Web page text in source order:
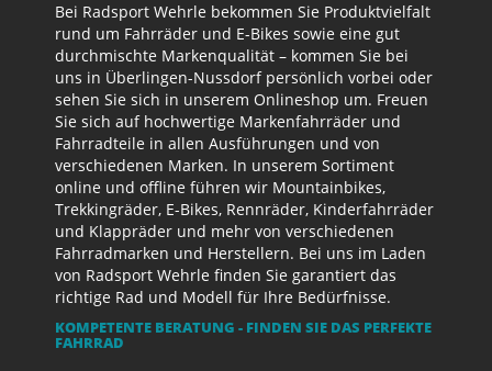
Bei Radsport Wehrle bekommen Sie Produktvielfalt
rund um Fahrräder und E-Bikes sowie eine gut
durchmischte Markenqualität – kommen Sie bei
uns in Überlingen-Nussdorf persönlich vorbei oder
sehen Sie sich in unserem Onlineshop um. Freuen
Sie sich auf hochwertige Markenfahrräder und
Fahrradteile in allen Ausführungen und von
verschiedenen Marken. In unserem Sortiment
online und offline führen wir Mountainbikes,
Trekkingräder, E-Bikes, Rennräder, Kinderfahrräder
und Klappräder und mehr von verschiedenen
Fahrradmarken und Herstellern. Bei uns im Laden
von Radsport Wehrle finden Sie garantiert das
richtige Rad und Modell für Ihre Bedürfnisse.
KOMPETENTE BERATUNG - FINDEN SIE DAS PERFEKTE
FAHRRAD